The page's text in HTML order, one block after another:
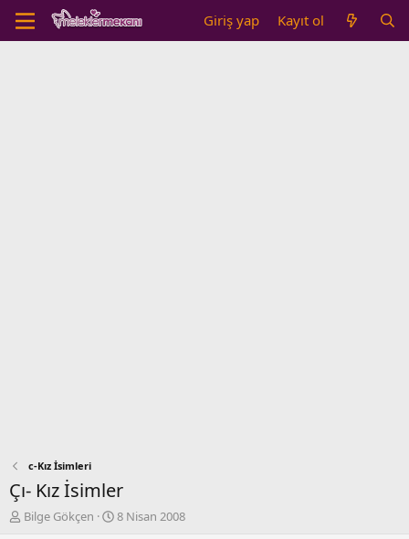
Giriş yap Kayıt ol
c-Kız İsimleri
Çı- Kız İsimler
K
Bilge Gökçen
B
8 Nisan 2008